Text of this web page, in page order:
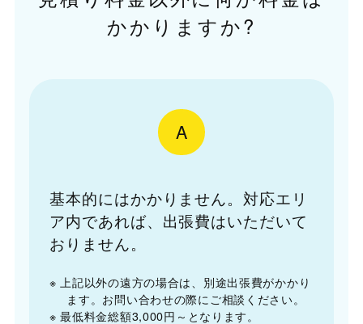
かかりますか?
A
基本的にはかかりません。対応エリ
ア内であれば、出張費はいただいて
おりません。
※ 上記以外の遠方の場合は、別途出張費がかかり
ます。お問い合わせの際にご相談ください。
※ 最低料金総額3,000円～となります。